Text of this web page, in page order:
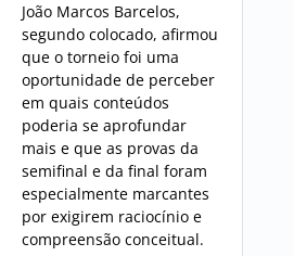
João Marcos Barcelos,
segundo colocado, afirmou
que o torneio foi uma
oportunidade de perceber
em quais conteúdos
poderia se aprofundar
mais e que as provas da
semifinal e da final foram
especialmente marcantes
por exigirem raciocínio e
compreensão conceitual.